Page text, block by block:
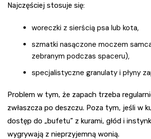
Najczęściej stosuje się:
woreczki z sierścią psa lub kota,
szmatki nasączone moczem
zebranym podczas spaceru),
specjalistyczne granulaty i płyny
Problem w tym, że zapach trzeba
zwłaszcza po deszczu. Poza tym, jeśli w
dostęp do „bufetu” z kurami, głód i
wygrywają z nieprzyjemną wonią.